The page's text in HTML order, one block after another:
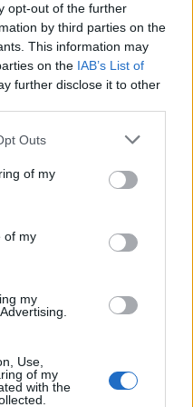
opt-out of the further
by third parties on the
This information may
on the IAB’s List of
further disclose it to other
Outs
of my
of my
my
Use,
of my
with the
Seuraava artikkeli
harjoitusleirillä
tekee paluun